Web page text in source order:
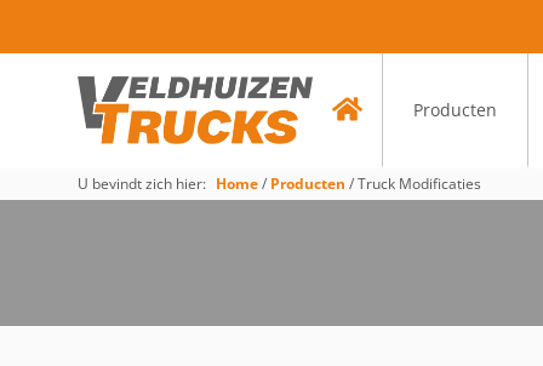
Producten
U bevindt zich hier: Home/ Producten /Truck Modificaties